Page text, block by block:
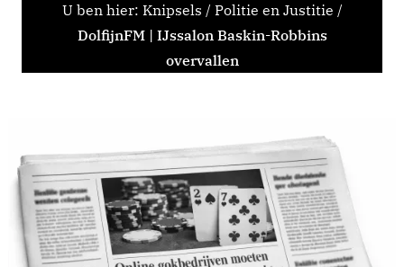
U ben hier: Knipsels / Politie en Justitie /
DolfijnFM | IJssalon Baskin-Robbins
overvallen